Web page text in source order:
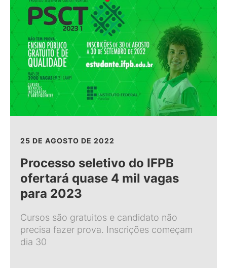
25 DE AGOSTO DE 2022
Processo seletivo do IFPB
ofertará quase 4 mil vagas
para 2023
Cursos são gratuitos e candidato não
precisa fazer prova. Inscrições começam
dia 30